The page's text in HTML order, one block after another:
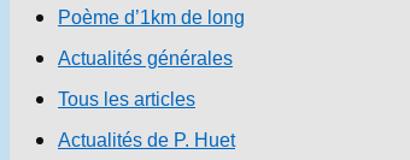
Poème d’1km de long
Actualités générales
Tous les articles
Actualités de P. Huet